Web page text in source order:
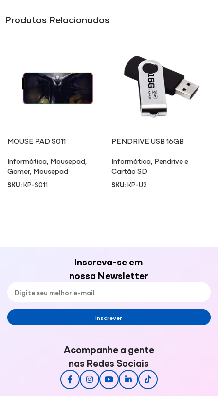
Produtos Relacionados
MOUSE PAD S011
Informática, Mousepad,
Gamer, Mousepad
SKU:KP-S011
PENDRIVE USB 16GB
Informática, Pendrive e
Cartão SD
SKU:KP-U2
Inscreva-se em
nossa Newsletter
Inscrever
Acompanhe a gente
nas Redes Sociais